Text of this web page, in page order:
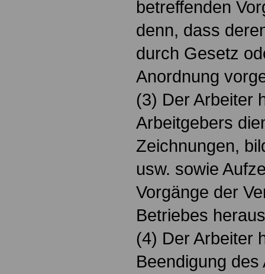
betreffenden
denn, dass
durch Gesetz
Anordnung
(3) Der Arbeiter
Arbeitgebers
Zeichnungen,
usw. sowie
Vorgänge der
Betriebes
(4) Der Arbeiter
Beendigung